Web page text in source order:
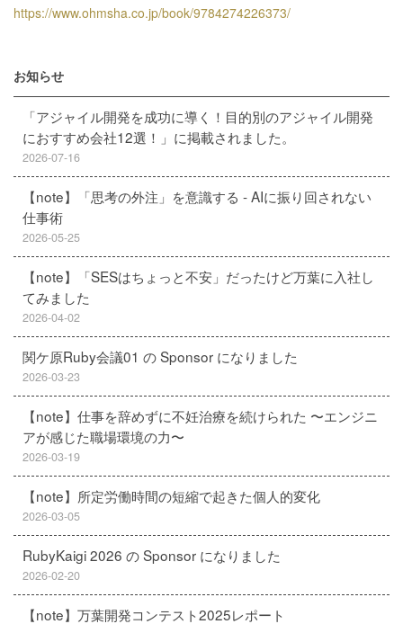
https://www.ohmsha.co.jp/book/9784274226373/
お知らせ
「アジャイル開発を成功に導く！目的別のアジャイル開発
におすすめ会社12選！」に掲載されました。
2026-07-16
【note】「思考の外注」を意識する - AIに振り回されない
仕事術
2026-05-25
【note】「SESはちょっと不安」だったけど万葉に入社し
てみました
2026-04-02
関ケ原Ruby会議01 の Sponsor になりました
2026-03-23
【note】仕事を辞めずに不妊治療を続けられた 〜エンジニ
アが感じた職場環境の力〜
2026-03-19
【note】所定労働時間の短縮で起きた個人的変化
2026-03-05
RubyKaigi 2026 の Sponsor になりました
2026-02-20
【note】万葉開発コンテスト2025レポート